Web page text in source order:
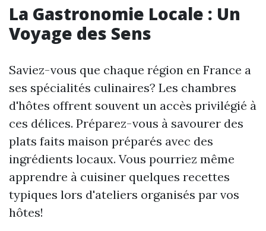
La Gastronomie Locale : Un
Voyage des Sens
Saviez-vous que chaque région en France a
ses spécialités culinaires? Les chambres
d'hôtes offrent souvent un accès privilégié à
ces délices. Préparez-vous à savourer des
plats faits maison préparés avec des
ingrédients locaux. Vous pourriez même
apprendre à cuisiner quelques recettes
typiques lors d'ateliers organisés par vos
hôtes!